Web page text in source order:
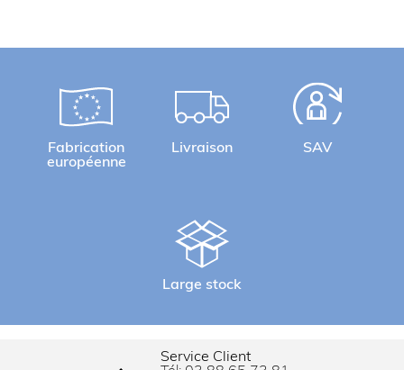
Fabrication
européenne
Livraison SAV
Large stock
Service Client